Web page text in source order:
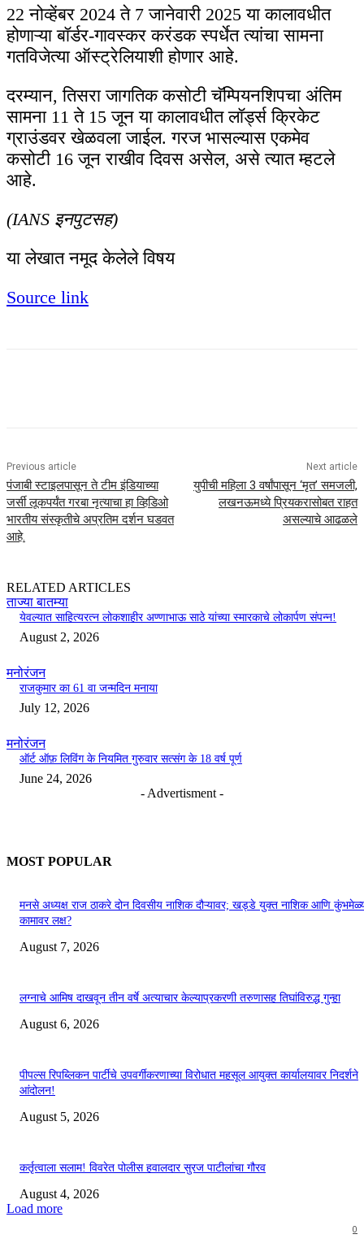
22 नोव्हेंबर 2024 ते 7 जानेवारी 2025 या कालावधीत
होणाऱ्या बॉर्डर-गावस्कर करंडक स्पर्धेत त्यांचा सामना
गतविजेत्या ऑस्ट्रेलियाशी होणार आहे.
दरम्यान, तिसरा जागतिक कसोटी चॅम्पियनशिपचा अंतिम
सामना 11 ते 15 जून या कालावधीत लॉर्ड्स क्रिकेट
ग्राउंडवर खेळवला जाईल. गरज भासल्यास एकमेव
कसोटी 16 जून राखीव दिवस असेल, असे त्यात म्हटले
आहे.
(IANS इनपुटसह)
या लेखात नमूद केलेले विषय
Source link
Previous article
पंजाबी स्टाइलपासून ते टीम इंडियाच्या
जर्सी लूकपर्यंत गरबा नृत्याचा हा व्हिडिओ
भारतीय संस्कृतीचे अप्रतिम दर्शन घडवत
आहे.
Next article
युपीची महिला 3 वर्षांपासून ‘मृत’ समजली,
लखनऊमध्ये प्रियकरासोबत राहत
असल्याचे आढळले
RELATED ARTICLES
ताज्या बातम्या
येवल्यात साहित्यरत्न लोकशाहीर अण्णाभाऊ साठे यांच्या स्मारकाचे लोकार्पण संपन्न!
August 2, 2026
मनोरंजन
राजकुमार का 61 वा जन्मदिन मनाया
July 12, 2026
मनोरंजन
ऑर्ट ऑफ़ लिविंग के नियमित गुरुवार सत्संग के 18 वर्ष पूर्ण
June 24, 2026
- Advertisment -
MOST POPULAR
मनसे अध्यक्ष राज ठाकरे दोन दिवसीय नाशिक दौऱ्यावर; खड्डे युक्त नाशिक आणि
कामावर लक्ष?
August 7, 2026
लग्नाचे आमिष दाखवून तीन वर्षे अत्याचार केल्याप्रकरणी तरुणासह तिघांविरुद्ध गुन्हा
August 6, 2026
पीपल्स रिपब्लिकन पार्टीचे उपवर्गीकरणाच्या विरोधात महसूल आयुक्त कार्यालयावर निदर्शने
आंदोलन!
August 5, 2026
कर्तृत्वाला सलाम! विवरेत पोलीस हवालदार सुरज पाटीलांचा गौरव
August 4, 2026
Load more
0